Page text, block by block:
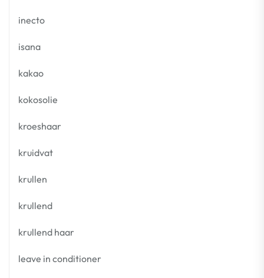
inecto
isana
kakao
kokosolie
kroeshaar
kruidvat
krullen
krullend
krullend haar
leave in conditioner